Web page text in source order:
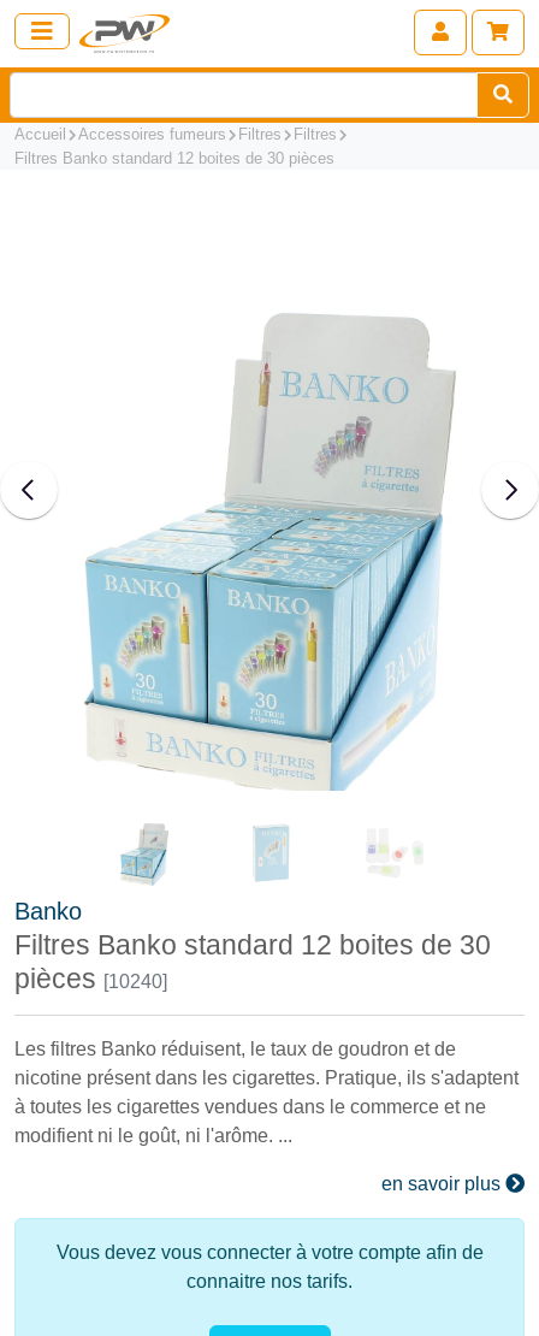
Accueil Accessoires fumeurs Filtres
Filtres
Filtres Banko standard 12 boites de 30 pièces
Banko
Filtres Banko standard 12 boites de 30
pièces [10240]
Les filtres Banko réduisent, le taux de goudron et de
nicotine présent dans les cigarettes. Pratique, ils s'adaptent
à toutes les cigarettes vendues dans le commerce et ne
modifient ni le goût, ni l'arôme. ...
en savoir plus
Vous devez vous connecter à votre compte afin de
connaitre nos tarifs.